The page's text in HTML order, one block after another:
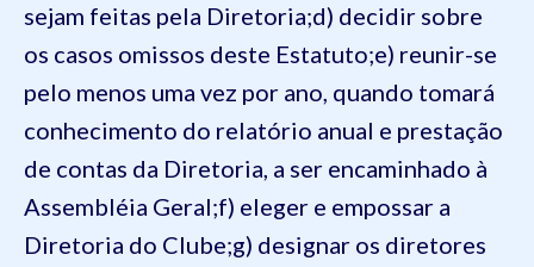
sejam feitas pela Diretoria;d) decidir sobre
os casos omissos deste Estatuto;e) reunir-se
pelo menos uma vez por ano, quando tomará
conhecimento do relatório anual e prestação
de contas da Diretoria, a ser encaminhado à
Assembléia Geral;f) eleger e empossar a
Diretoria do Clube;g) designar os diretores